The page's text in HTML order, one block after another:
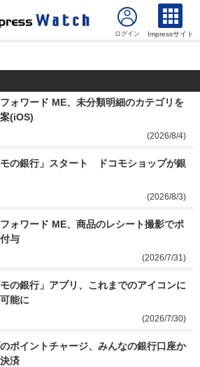
Impressサイト
ォワード ME、未分類明細のカテゴリを
(iOS)
(2026/8/4)
モの銀行」スタート　ドコモショップが銀
(2026/8/3)
ォワード ME、商品のレシート撮影でポ
与
(2026/7/31)
モの銀行」アプリ、これまでのアイコンに
能に
(2026/7/30)
ポイントチャージ、みんなの銀行口座か
済